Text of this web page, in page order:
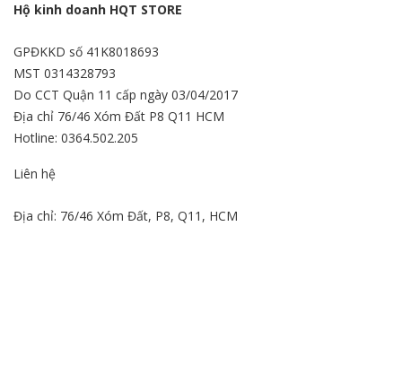
Hộ kinh doanh HQT STORE
GPĐKKD số 41K8018693
MST 0314328793
Do CCT Quận 11 cấp ngày 03/04/2017
Địa chỉ 76/46 Xóm Đất P8 Q11 HCM
Hotline: 0364.502.205
Liên hệ
Địa chỉ: 76/46 Xóm Đất, P8, Q11, HCM